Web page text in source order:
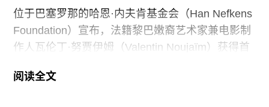
相关任命工作被刻意放缓。
位于巴塞罗那的哈恩·内夫肯基金会（Han Nefkens
Foundation）宣布，法籍黎巴嫩裔艺术家兼电影制
作人瓦伦丁·努贾伊姆（Valentin Noujaïm）获得首
在支持地中海沿岸地区艺术家创作新的影像艺术作
阅读全文